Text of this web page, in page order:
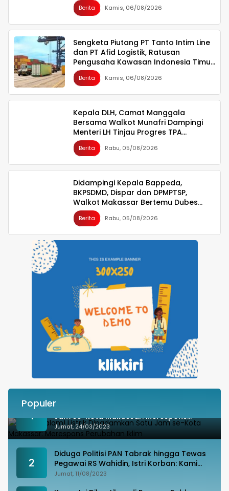
Berita Kamis, 06/08/2026
Sengketa Piutang PT Tanto Intim Line
dan PT Afid Logistik, Ratusan
Pengusaha Kawasan Indonesia Timur
Ikut Dirugikan
Berita Kamis, 06/08/2026
Kepala DLH, Camat Manggala
Bersama Walkot Munafri Dampingi
Menteri LH Tinjau Progres TPA
Tamangapa
Berita Rabu, 05/08/2026
Didampingi Kepala Bappeda,
BKPSDMD, Dispar dan DPMPTSP,
Walkot Makassar Bertemu Dubes
Singapura
Berita Rabu, 05/08/2026
Populer
1
Besok Malam! Listrik Dipadamkan Satu
Jam se-Kota Makassar: Merespons
Perubahan Iklim
Jumat, 24/03/2023
2
Diduga Politisi PAN Tabrak hingga Tewas
Pegawai RS Wahidin, Istri Korban: Kami
Tak Terima
Jumat, 11/08/2023